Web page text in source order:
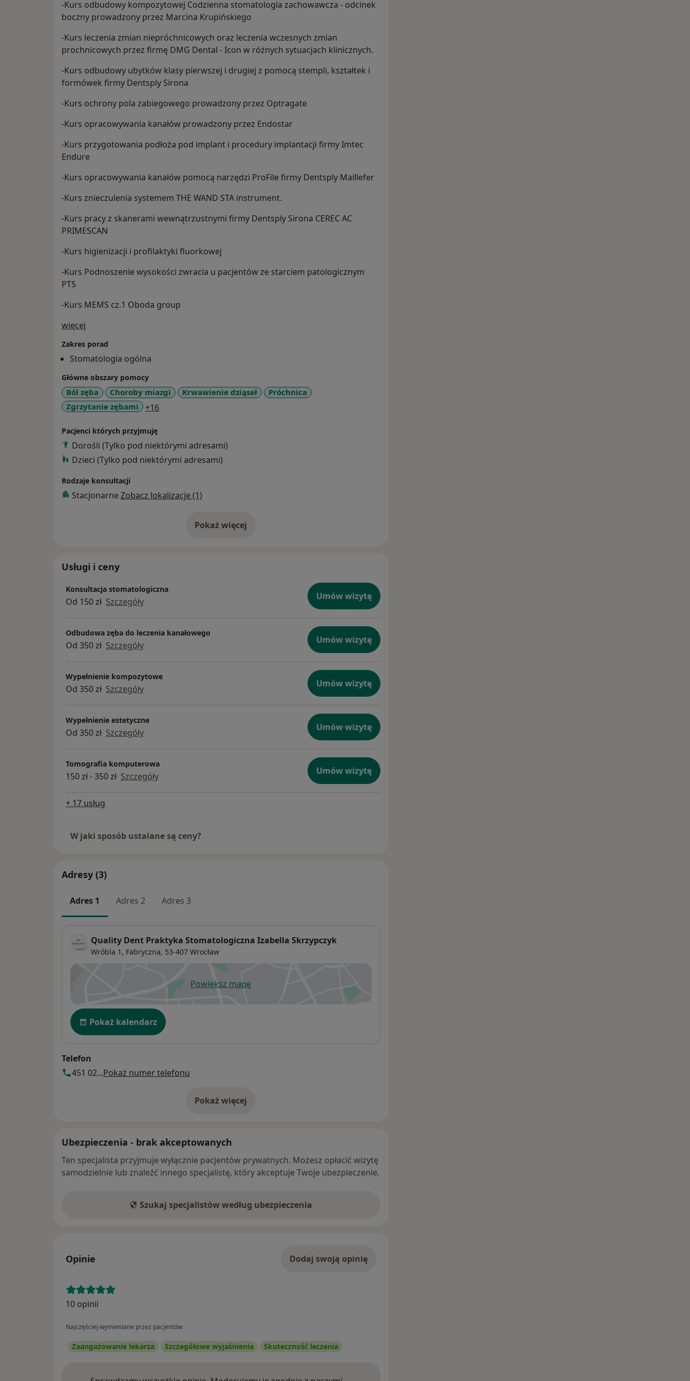
-Kurs odbudowy kompozytowej Codzienna stomatologia zachowawcza - odcinek
boczny prowadzony przez Marcina Krupińskiego
-Kurs leczenia zmian niepróchnicowych oraz leczenia wczesnych zmian
prochnicowych przez firmę DMG Dental - Icon w różnych sytuacjach klinicznych.
-Kurs odbudowy ubytków klasy pierwszej i drugiej z pomocą stempli, kształtek i
formówek firmy Dentsply Sirona
-Kurs ochrony pola zabiegowego prowadzony przez Optragate
-Kurs opracowywania kanałów prowadzony przez Endostar
-Kurs przygotowania podłoża pod implant i procedury implantacji firmy Imtec
Endure
-Kurs opracowywania kanałów pomocą narzędzi ProFile firmy Dentsply Maillefer
-Kurs znieczulenia systemem THE WAND STA instrument.
-Kurs pracy z skanerami wewnątrzustnymi firmy Dentsply Sirona CEREC AC
PRIMESCAN
-Kurs higienizacji i profilaktyki fluorkowej
-Kurs Podnoszenie wysokości zwracia u pacjentów ze starciem patologicznym
PTS
-Kurs MEMS cz.1 Oboda group
więcej
Zakres porad
Stomatologia ogólna
Główne obszary pomocy
Ból zęba Choroby miazgi Krwawienie dziąseł
Próchnica
Zgrzytanie zębami
+16a11y_sr_more_diseases
Pacjenci których przyjmuję
Dorośli (Tylko pod niektórymi adresami)
Dzieci (Tylko pod niektórymi adresami)
Rodzaje konsultacji
Stacjonarne Zobacz lokalizacje (1)
Pokaż więcejo doświadczeniu
Usługi i ceny
Konsultacja stomatologiczna
Od 150 zł Szczegóły Umów wizytę
Odbudowa zęba do leczenia kanałowego
Od 350 zł Szczegóły Umów wizytę
Wypełnienie kompozytowe
Od 350 zł Szczegóły Umów wizytę
Wypełnienie estetyczne
Od 350 zł Szczegóły Umów wizytę
Tomografia komputerowa
150 zł - 350 zł Szczegóły Umów wizytę
+ 17 usług
W jaki sposób ustalane są ceny?
Adresy (3)
Adres 1 Adres 2 Adres 3
Quality Dent Praktyka Stomatologiczna Izabella Skrzypczyk
Wróbla 1, Fabryczna, 53-407 Wrocław
Powiększ mapęotwiera się w nowej karcie
Dostępność
Pokaż kalendarz
Telefon
451 02...Pokaż numer telefonu
Pokaż więcej
o adresie
Ubezpieczenia - brak akceptowanych
Ten specjalista przyjmuje wyłącznie pacjentów prywatnych. Możesz opłacić wizytę
samodzielnie lub znaleźć innego specjalistę, który akceptuje Twoje ubezpieczenie.
Szukaj specjalistów według ubezpieczenia
Opinie Dodaj swoją opinię
10 opinii
Najczęściej wymieniane przez pacjentów
Zaangażowanie lekarza Szczegółowe wyjaśnienia Skuteczność leczenia